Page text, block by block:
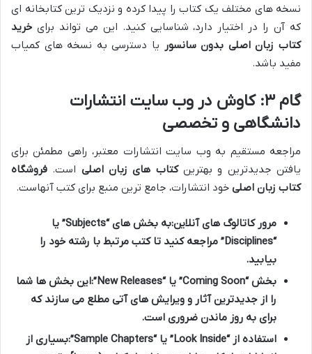
نسخه های مختلف یک کتاب را پیدا کرده و نزدیک ترین کتابخانه ای
که آن را در اختیار دارد، شناسایی کنید. این می تواند برای خرید
کتاب زبان اصلی بدون سانسور یا دسترسی به نسخه های کمیاب
مفید باشد.
گام ۳: کاوش در وب سایت انتشارات
دانشگاهی و تخصصی
مراجعه مستقیم به وب سایت انتشارات معتبر، راهی مطمئن برای
یافتن جدیدترین و بهترینکتاب های زبان اصلی است. فروشگاه
کتاب زبان اصلی خود انتشارات، جامع ترین منبع برای کتب آنهاست.
مرور کاتالوگ های آنلاین:
به بخش های “Subjects” یا
“Disciplines” مراجعه کنید تا کتب مرتبط با رشته خود را
بیابید.
بخش “Coming Soon” یا “New Releases”:
این بخش ها شما
را از جدیدترین آثار و ویرایش های آتی مطلع می سازند که
برای به روز ماندن ضروری است.
استفاده از “Look Inside” یا “Sample Chapters”:
بسیاری از